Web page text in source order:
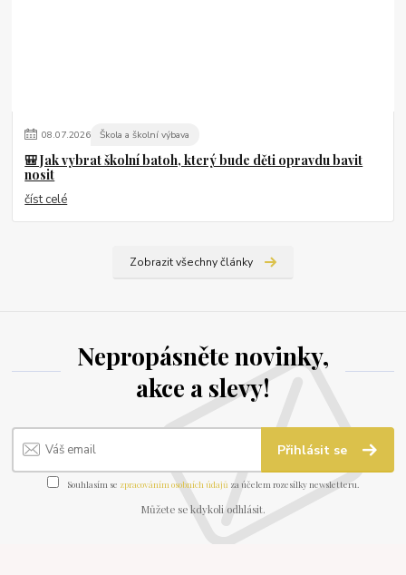
08.07.2026 Škola a školní výbava
🎒 Jak vybrat školní batoh, který bude děti opravdu bavit
nosit
číst celé
Zobrazit všechny články
Nepropásněte novinky,
akce a slevy!
Přihlásit se
Souhlasím se zpracováním osobních údajů za účelem rozesílky newsletteru.
Můžete se kdykoli odhlásit.